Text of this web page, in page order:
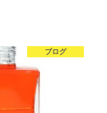
ブログ